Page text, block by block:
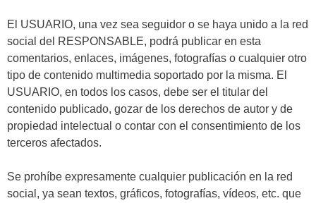
El USUARIO, una vez sea seguidor o se haya unido a la red
social del RESPONSABLE, podrá publicar en esta
comentarios, enlaces, imágenes, fotografías o cualquier otro
tipo de contenido multimedia soportado por la misma. El
USUARIO, en todos los casos, debe ser el titular del
contenido publicado, gozar de los derechos de autor y de
propiedad intelectual o contar con el consentimiento de los
terceros afectados.
Se prohíbe expresamente cualquier publicación en la red
social, ya sean textos, gráficos, fotografías, vídeos, etc. que